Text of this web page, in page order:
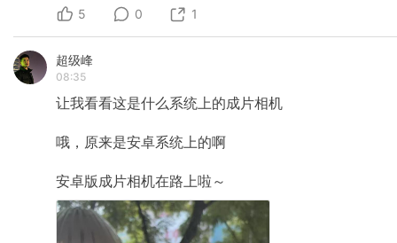
5 0 1
超级峰
08:35
让我看看这是什么系统上的成片相机
哦，原来是安卓系统上的啊
安卓版成片相机在路上啦～